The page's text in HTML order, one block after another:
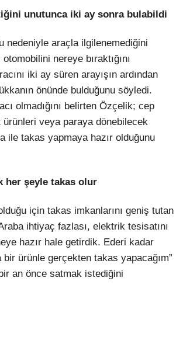
unutunca iki ay sonra bulabildi
nedeniyle araçla ilgilenemediğini
nereye bıraktığını
iki ay süren arayışın ardından
önünde bulduğunu söyledi.
olmadığını belirten Özçelik; cep
veya paraya dönebilecek
ile takas yapmaya hazır olduğunu
her şeyle takas olur
için takas imkanlarını geniş tutan
ihtiyaç fazlası, elektrik tesisatını
hazır hale getirdik. Ederi kadar
ürünle gerçekten takas yapacağım”
an önce satmak istediğini